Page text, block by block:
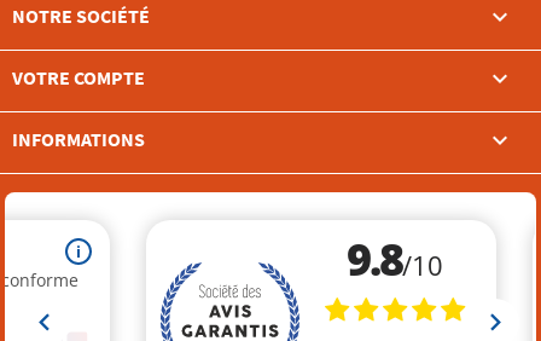
NOTRE SOCIÉTÉ 
VOTRE COMPTE 
INFORMATIONS keyboard_arrow_down